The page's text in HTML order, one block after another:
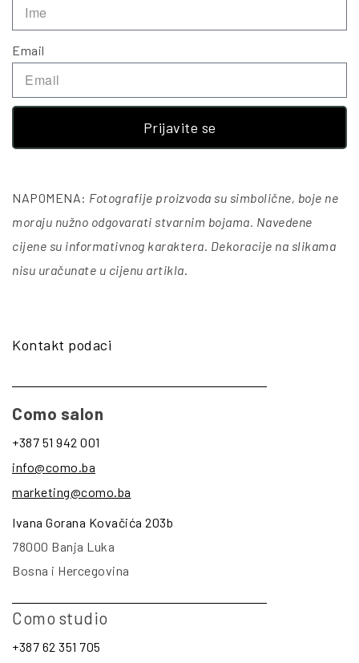
Email
Prijavite se
NAPOMENA: Fotografije proizvoda su simbolične, boje ne
moraju nužno odgovarati stvarnim bojama. Navedene
cijene su informativnog karaktera. Dekoracije na slikama
nisu uračunate u cijenu artikla.
Kontakt podaci
Como salon
+387 51 942 001
info@como.ba
marketing@como.ba
Ivana Gorana Kovačića 203b
78000 Banja Luka
Bosna i Hercegovina
Como studio
+387 62 351 705